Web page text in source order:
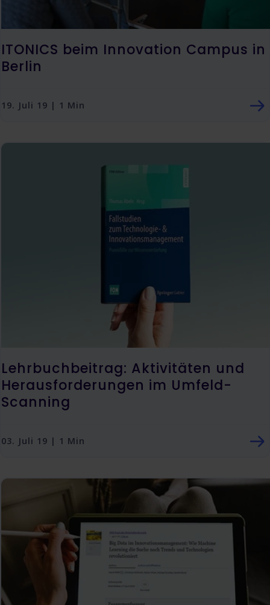
ITONICS beim Innovation Campus in
Berlin
19. Juli 19 | 1 Min
Lehrbuchbeitrag: Aktivitäten und
Herausforderungen im Umfeld-
Scanning
03. Juli 19 | 1 Min